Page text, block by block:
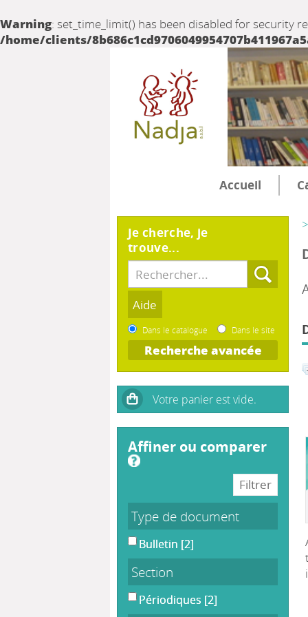
Warning: set_time_limit() has been disabled for security
/home/clients/
Accueil
Je cherche, je
trouve...
Dans le catalogue Dans le site
Recherche avancée
affiner ou comparer
Type de document
Bulletin [2]
Section
Périodiques [2]